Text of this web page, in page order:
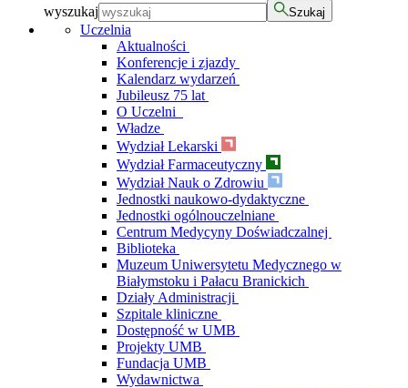
wyszukaj Szukaj
Uczelnia
Aktualności
Konferencje i zjazdy
Kalendarz wydarzeń
Jubileusz 75 lat
O Uczelni
Władze
Wydział Lekarski
Wydział Farmaceutyczny
Wydział Nauk o Zdrowiu
Jednostki naukowo-dydaktyczne
Jednostki ogólnouczelniane
Centrum Medycyny Doświadczalnej
Biblioteka
Muzeum Uniwersytetu Medycznego w
Białymstoku i Pałacu Branickich
Działy Administracji
Szpitale kliniczne
Dostępność w UMB
Projekty UMB
Fundacja UMB
Wydawnictwa